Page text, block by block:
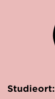
Studieort: